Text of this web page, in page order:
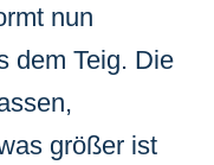
nun
dem Teig. Die
größer ist